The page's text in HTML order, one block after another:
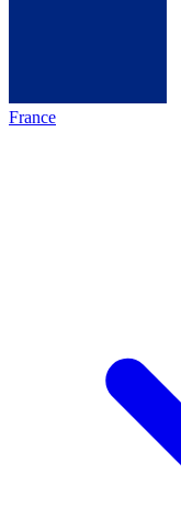
France